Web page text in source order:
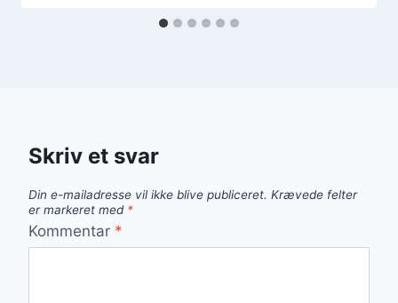
Skriv et svar
Din e-mailadresse vil ikke blive publiceret. Krævede felter
er markeret med *
Kommentar *